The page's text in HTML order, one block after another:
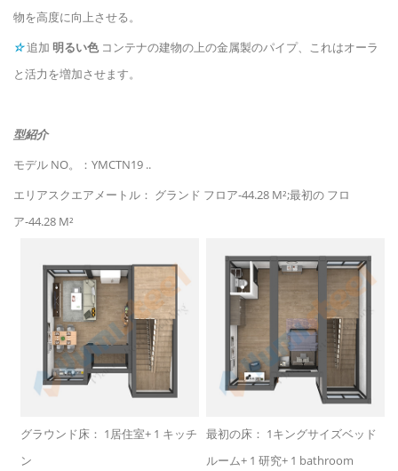
物を高度に向上させる。
☆追加 明るい色 コンテナの建物の上の金属製のパイプ、これはオーラ
と活力を増加させます。
型紹介
モデル NO。：YMCTN19 ..
エリアスクエアメートル： グランド フロア-44.28 M²;最初の フロ
ア-44.28 M²
グラウンド床： 1居住室+ 1 キッチ
ン
最初の床： 1キングサイズベッド
ルーム+ 1 研究+ 1 bathroom